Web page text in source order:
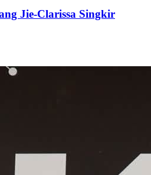
Jie-Clarissa Singkir